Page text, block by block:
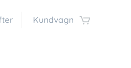
Kundvagn